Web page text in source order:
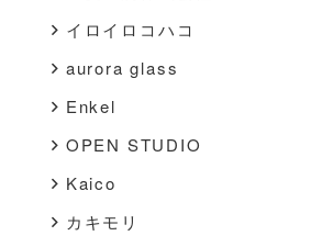
イロイロコハコ
aurora glass
Enkel
OPEN STUDIO
Kaico
カキモリ